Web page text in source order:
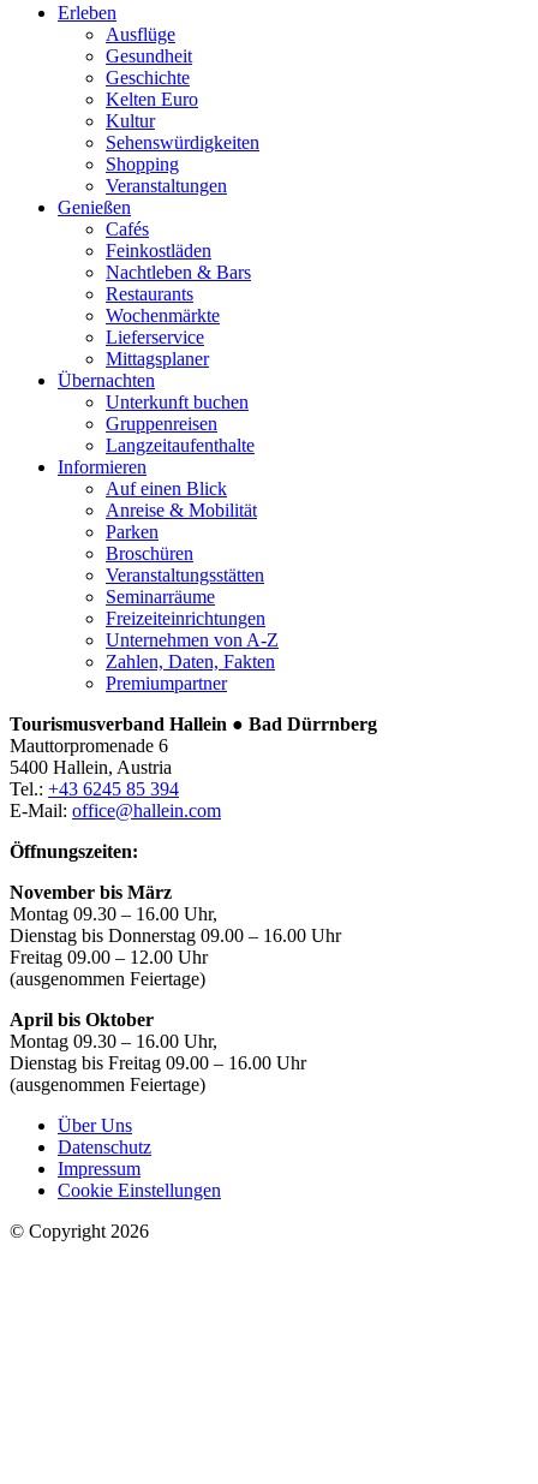
Erleben
Ausflüge
Gesundheit
Geschichte
Kelten Euro
Kultur
Sehenswürdigkeiten
Shopping
Veranstaltungen
Genießen
Cafés
Feinkostläden
Nachtleben & Bars
Restaurants
Wochenmärkte
Lieferservice
Mittagsplaner
Übernachten
Unterkunft buchen
Gruppenreisen
Langzeitaufenthalte
Informieren
Auf einen Blick
Anreise & Mobilität
Parken
Broschüren
Veranstaltungsstätten
Seminarräume
Freizeiteinrichtungen
Unternehmen von A-Z
Zahlen, Daten, Fakten
Premiumpartner
Tourismusverband Hallein ● Bad Dürrnberg
Mauttorpromenade 6
5400 Hallein, Austria
Tel.: +43 6245 85 394
E-Mail: office@hallein.com
Öffnungszeiten:
November bis März
Montag 09.30 – 16.00 Uhr,
Dienstag bis Donnerstag 09.00 – 16.00 Uhr
Freitag 09.00 – 12.00 Uhr
(ausgenommen Feiertage)
April bis Oktober
Montag 09.30 – 16.00 Uhr,
Dienstag bis Freitag 09.00 – 16.00 Uhr
(ausgenommen Feiertage)
Über Uns
Datenschutz
Impressum
Cookie Einstellungen
© Copyright 2026